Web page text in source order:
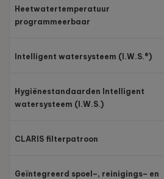
Heetwatertemperatuur
programmeerbaar
Intelligent watersysteem (I.W.S.®)
Hygiënestandaarden Intelligent
watersysteem (I.W.S.)
CLARIS filterpatroon
Geïntegreerd spoel–, reinigings– en